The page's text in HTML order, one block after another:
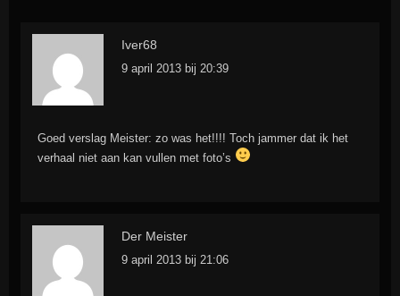
Iver68
9 april 2013 bij 20:39
Goed verslag Meister: zo was het!!!! Toch jammer dat ik het
verhaal niet aan kan vullen met foto’s
Der Meister
9 april 2013 bij 21:06